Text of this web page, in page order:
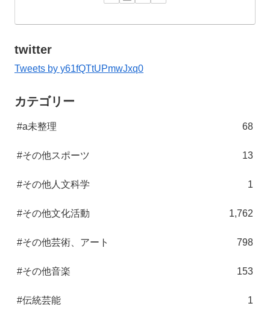
twitter
Tweets by y61fQTtUPmwJxq0
カテゴリー
#a未整理 68
#その他スポーツ 13
#その他人文科学 1
#その他文化活動 1,762
#その他芸術、アート 798
#その他音楽 153
#伝統芸能 1